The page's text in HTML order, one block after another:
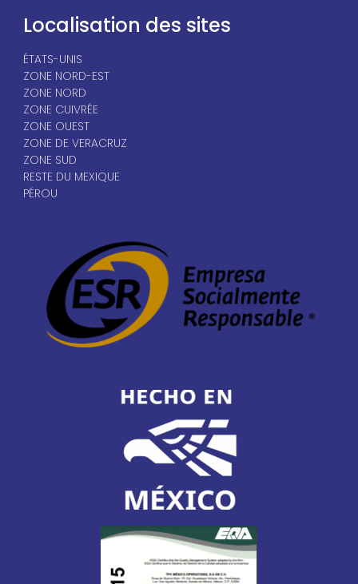
Localisation des sites
ÉTATS-UNIS
ZONE NORD-EST
ZONE NORD
ZONE CUIVRÉE
ZONE OUEST
ZONE DE VERACRUZ
ZONE SUD
RESTE DU MEXIQUE
PÉROU